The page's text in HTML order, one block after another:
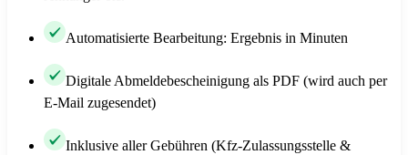
Automatisierte Bearbeitung: Ergebnis in Minuten
Digitale Abmeldebescheinigung als PDF (wird auch per
E-Mail zugesendet)
Inklusive aller Gebühren (Kfz-Zulassungsstelle &